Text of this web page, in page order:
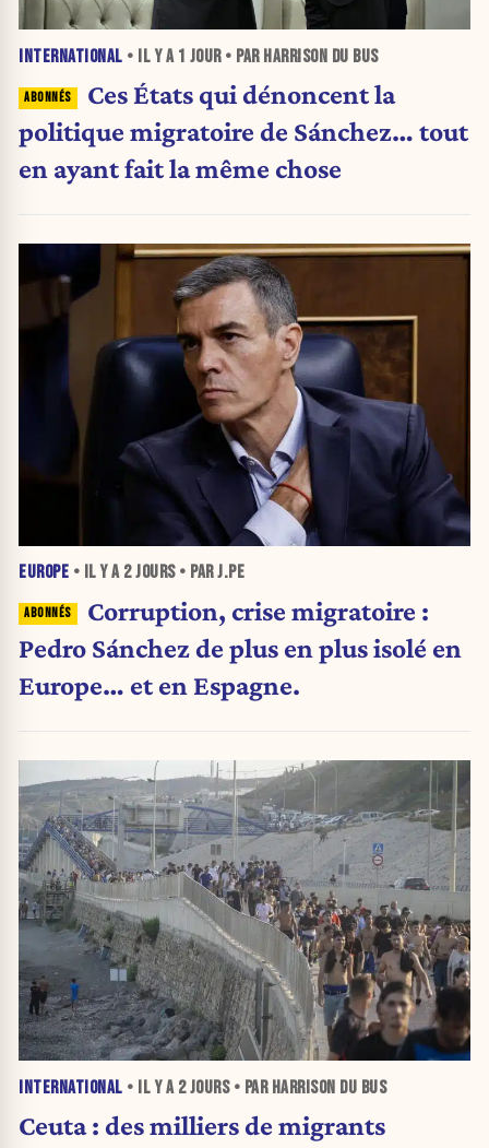
INTERNATIONAL • IL Y A 1 JOUR• PAR HARRISON DU BUS
Ces États qui dénoncent la
politique migratoire de Sánchez… tout
en ayant fait la même chose
EUROPE • IL Y A 2 JOURS• PAR J.PE
Corruption, crise migratoire :
Pedro Sánchez de plus en plus isolé en
Europe… et en Espagne.
INTERNATIONAL • IL Y A 2 JOURS• PAR HARRISON DU BUS
Ceuta : des milliers de migrants